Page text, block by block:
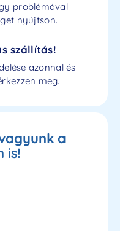
problémával
nyújtson.
szállítás!
azonnal és
meg.
a
is!